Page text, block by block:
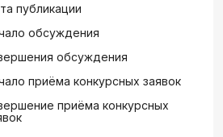
публикации
обсуждения
обсуждения
приёма конкурсных заявок
приёма конкурсных